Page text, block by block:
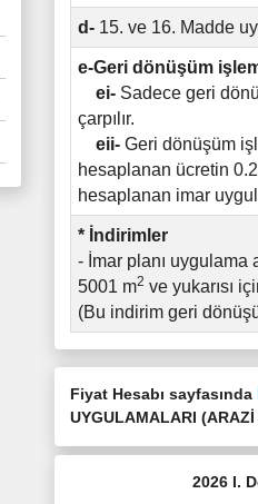
d- 15. ve 16. Madde
e-Geri dönüşüm
ei- Sadece geri
çarpılır.
eii- Geri dönüşüm
hesaplanan ücretin
hesaplanan imar
* İndirimler
- İmar planı
5001 m2 ve yukarısı
(Bu indirim geri
Fiyat Hesabı sayfasında
UYGULAMALARI
2026 I.